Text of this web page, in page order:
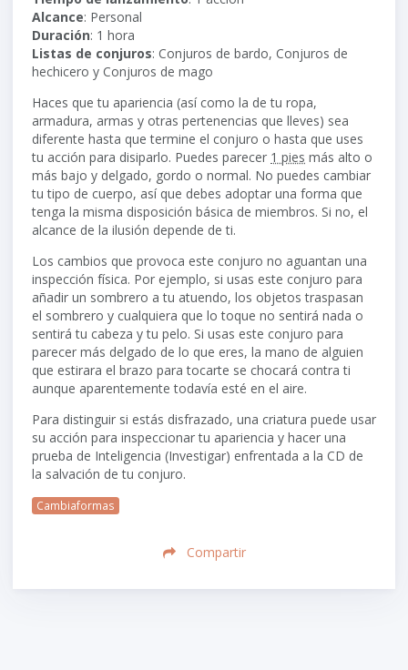
Alcance: Personal
Duración: 1 hora
Listas de conjuros: Conjuros de bardo, Conjuros de
hechicero y Conjuros de mago
Haces que tu apariencia (así como la de tu ropa,
armadura, armas y otras pertenencias que lleves) sea
diferente hasta que termine el conjuro o hasta que uses
tu acción para disiparlo. Puedes parecer 1 pies más alto o
más bajo y delgado, gordo o normal. No puedes cambiar
tu tipo de cuerpo, así que debes adoptar una forma que
tenga la misma disposición básica de miembros. Si no, el
alcance de la ilusión depende de ti.
Los cambios que provoca este conjuro no aguantan una
inspección física. Por ejemplo, si usas este conjuro para
añadir un sombrero a tu atuendo, los objetos traspasan
el sombrero y cualquiera que lo toque no sentirá nada o
sentirá tu cabeza y tu pelo. Si usas este conjuro para
parecer más delgado de lo que eres, la mano de alguien
que estirara el brazo para tocarte se chocará contra ti
aunque aparentemente todavía esté en el aire.
Para distinguir si estás disfrazado, una criatura puede usar
su acción para inspeccionar tu apariencia y hacer una
prueba de Inteligencia (Investigar) enfrentada a la CD de
la salvación de tu conjuro.
Cambiaformas
Compartir